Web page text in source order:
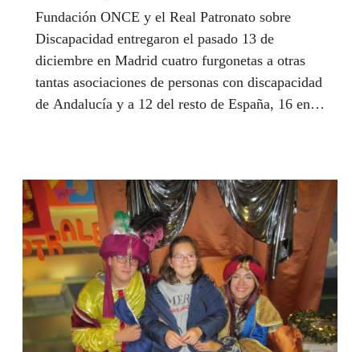
Fundación ONCE y el Real Patronato sobre
Discapacidad entregaron el pasado 13 de
diciembre en Madrid cuatro furgonetas a otras
tantas asociaciones de personas con discapacidad
de Andalucía y a 12 del resto de España, 16 en
ONCE, Miguel Carballeda, y la secretaria de
Estado de Servicios Sociales y secretaria general
del Real Patronato sobre Discapacidad, Ana
Lima. En concreto, la asociaciones andaluzas
que han recibido una furgoneta de Fundación
ONCE fueron la Asociación de Personas con
Discapacidad Física de Jerez. Cádiz, la
Asociación de Parálisis Cerebral Almería, la